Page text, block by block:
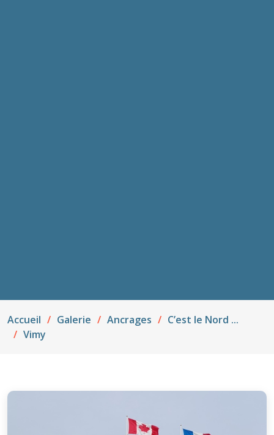
Accueil Galerie Ancrages
C’est le Nord ...
Vimy